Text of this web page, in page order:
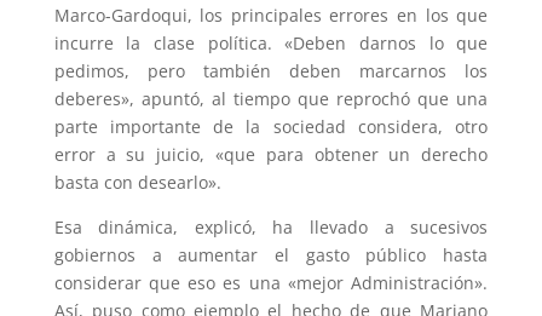
Marco-Gardoqui, los principales errores en los que
incurre la clase política. «Deben darnos lo que
pedimos, pero también deben marcarnos los
deberes», apuntó, al tiempo que reprochó que una
parte importante de la sociedad considera, otro
error a su juicio, «que para obtener un derecho
basta con desearlo».
Esa dinámica, explicó, ha llevado a sucesivos
gobiernos a aumentar el gasto público hasta
considerar que eso es una «mejor Administración».
Así, puso como ejemplo el hecho de que Mariano